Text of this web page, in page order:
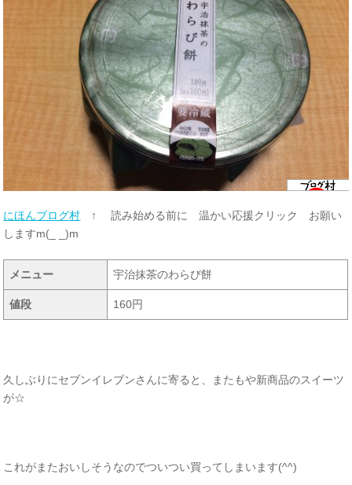
にほんブログ村 ↑ 読み始める前に 温かい応援クリック お願い
しますm(_ _)m
メニュー 宇治抹茶のわらび餅
値段 160円
久しぶりにセブンイレブンさんに寄ると、またもや新商品のスイーツ
が☆
これがまたおいしそうなのでついつい買ってしまいます(^^)